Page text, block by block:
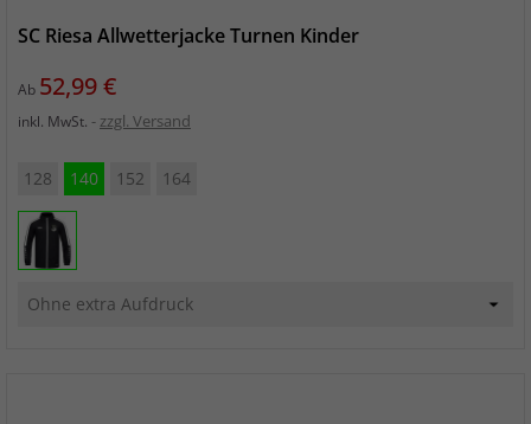
SC Riesa Allwetterjacke Turnen Kinder
Ab Preis
52,99 €
inkl. MwSt. zzgl. Versand
128 140 152 164